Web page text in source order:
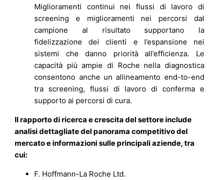
Miglioramenti continui nei flussi di lavoro di
screening e miglioramenti nei percorsi dal
campione al risultato supportano la
fidelizzazione dei clienti e l’espansione nei
sistemi che danno priorità all’efficienza. Le
capacità più ampie di Roche nella diagnostica
consentono anche un allineamento end-to-end
tra screening, flussi di lavoro di conferma e
supporto ai percorsi di cura.
Il rapporto di ricerca e crescita del settore include
analisi dettagliate del panorama competitivo del
mercato e informazioni sulle principali aziende, tra
cui:
F. Hoffmann-La Roche Ltd.